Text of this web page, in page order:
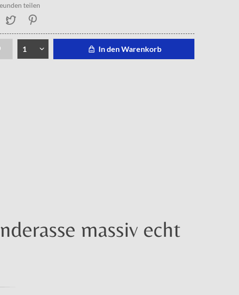
teilen
In den Warenkorb
massiv echt